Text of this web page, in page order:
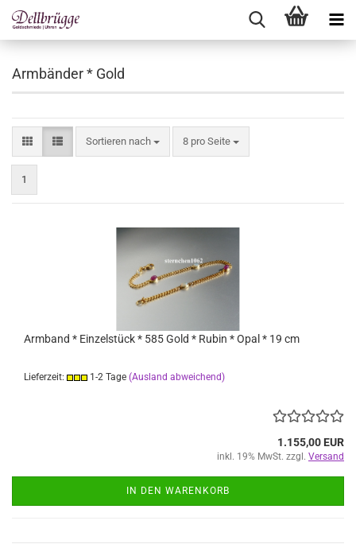
Armbänder * Gold
Sortieren nach
Sortieren nach 8 pro Seite
pro Seite
1
Armband * Einzelstück * 585 Gold * Rubin * Opal * 19 cm
Lieferzeit: 1-2 Tage (Ausland abweichend)
1.155,00 EUR
inkl. 19% MwSt. zzgl. Versand
IN DEN WARENKORB